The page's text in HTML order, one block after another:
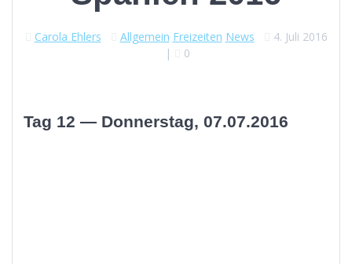
Carola Ehlers Allgemein Freizeiten News
4. Juli 2016
|
0
Tag 12 — Donnerstag, 07.07.2016